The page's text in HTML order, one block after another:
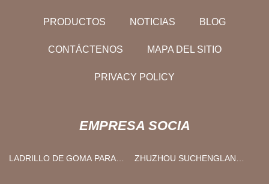
PRODUCTOS NOTICIAS BLOG
CONTÁCTENOS MAPA DEL SITIO
PRIVACY POLICY
EMPRESA SOCIA
LADRILLO DE GOMA PARA
ZHUZHOU SUCHENGLAN